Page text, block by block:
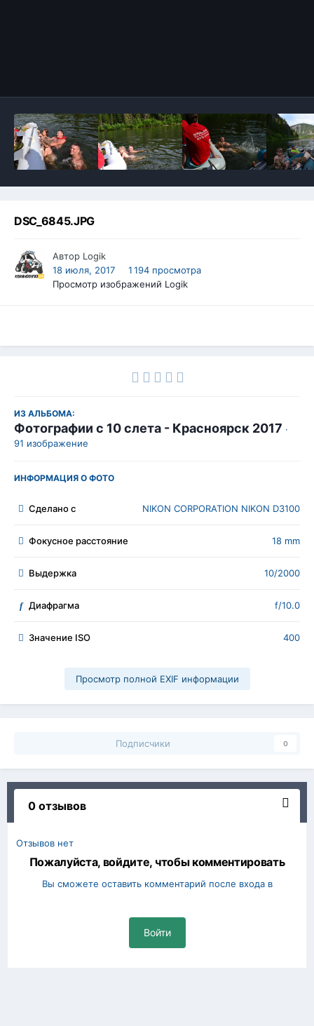
DSC_6845.JPG
Автор Logik
18 июля, 2017
1 194 просмотра
Просмотр изображений Logik
ИЗ АЛЬБОМА:
Фотографии с 10 слета - Красноярск 2017 ·
91 изображение
ИНФОРМАЦИЯ О ФОТО
Сделано с NIKON CORPORATION NIKON D3100
Фокусное расстояние 18 mm
Выдержка 10/2000
f Диафрагма f/10.0
Значение ISO 400
Просмотр полной EXIF информации
Подписчики 0
0 отзывов
Отзывов нет
Пожалуйста, войдите, чтобы комментировать
Вы сможете оставить комментарий после входа в
Войти